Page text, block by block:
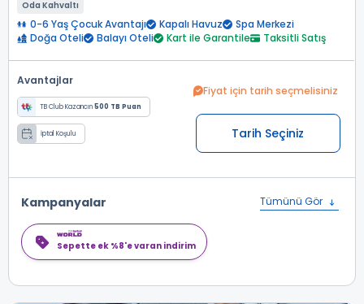
Oda Kahvaltı
0-6 Yaş Çocuk Avantajı Kapalı Havuz
Spa Merkezi
Doğa Oteli
Balayı Oteli Kart ile Garantile Taksitli Satış
Avantajlar
TB Club Kazancın500 TB Puan
İptal Koşulu
Fiyat için tarih seçmelisiniz
Tarih Seçiniz
Kampanyalar Tümünü Gör
Sepette ek %8'e varan indirim